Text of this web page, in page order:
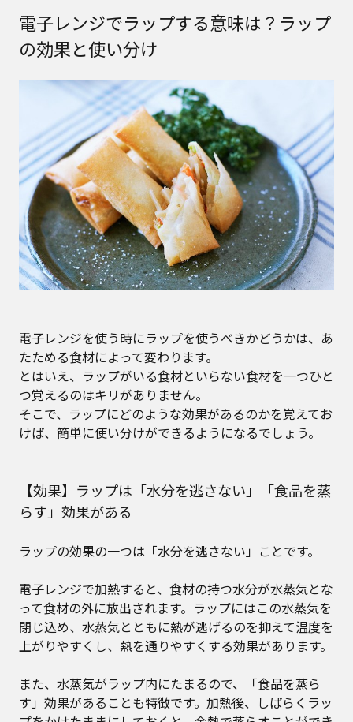
電子レンジでラップする意味は？ラップ
の効果と使い分け
電子レンジを使う時にラップを使うべきかどうかは、あ
たためる食材によって変わります。
とはいえ、ラップがいる食材といらない食材を一つひと
つ覚えるのはキリがありません。
そこで、ラップにどのような効果があるのかを覚えてお
けば、簡単に使い分けができるようになるでしょう。
【効果】ラップは「水分を逃さない」「食品を蒸
らす」効果がある
ラップの効果の一つは「水分を逃さない」ことです。
電子レンジで加熱すると、食材の持つ水分が水蒸気とな
って食材の外に放出されます。ラップにはこの水蒸気を
閉じ込め、水蒸気とともに熱が逃げるのを抑えて温度を
上がりやすくし、熱を通りやすくする効果があります。
また、水蒸気がラップ内にたまるので、「食品を蒸ら
す」効果があることも特徴です。加熱後、しばらくラッ